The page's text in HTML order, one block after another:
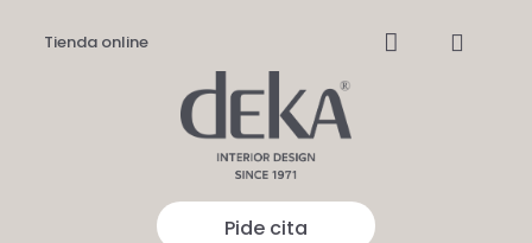
Tienda online  
Pide cita